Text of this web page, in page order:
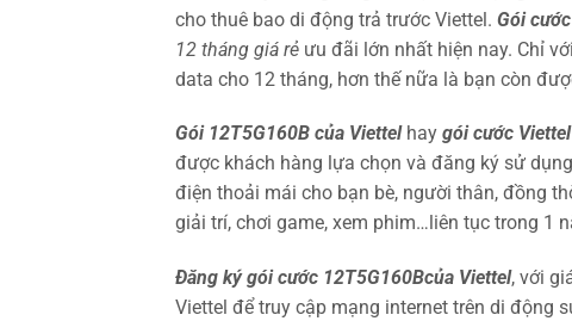
cho thuê bao di động trả trước Viettel. Gói
12 tháng giá rẻ ưu đãi lớn nhất hiện nay. Chỉ
data cho 12 tháng, hơn thế nữa là bạn còn
Gói 12T5G160B của Viettelhay gói cước
được khách hàng lựa chọn và đăng ký sử
điện thoải mái cho bạn bè, người thân, đồng
giải trí, chơi game, xem phim…liên tục trong 1
Đăng ký gói cước 12T5G160Bcủa Viettel, với
Viettel để truy cập mạng internet trên di động